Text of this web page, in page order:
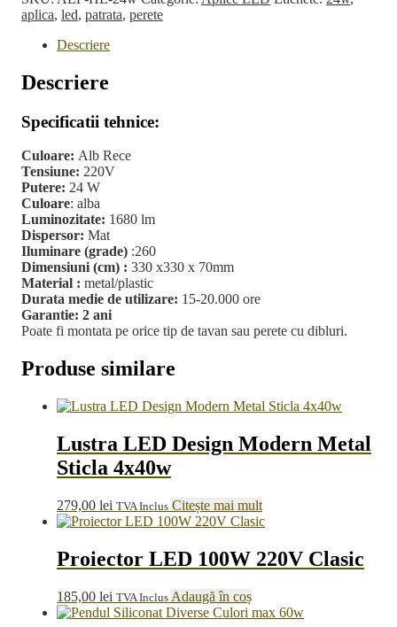
Patrata
24w
aplica, led, patrata, perete
Descriere
Descriere
Specificatii tehnice:
Culoare: Alb Rece
Tensiune: 220V
Putere: 24 W
Culoare: alba
Luminozitate: 1680 lm
Dispersor: Mat
Iluminare (grade) :260
Dimensiuni (cm) : 330 x330 x 70mm
Material : metal/plastic
Durata medie de utilizare: 15-20.000 ore
Garantie: 2 ani
Poate fi montata pe orice tip de tavan sau perete cu dibluri.
Produse similare
Lustra LED Design Modern Metal
Sticla 4x40w
279,00 lei TVA Inclus Citește mai mult
Proiector LED 100W 220V Clasic
185,00 lei TVA Inclus Adaugă în coș